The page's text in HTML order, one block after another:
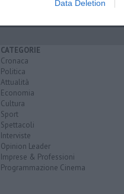
Data Deletion
CATEGORIE
Cronaca
Politica
Attualità
Economia
Cultura
Sport
Spettacoli
Interviste
Opinion Leader
Imprese & Professioni
Programmazione Cinema